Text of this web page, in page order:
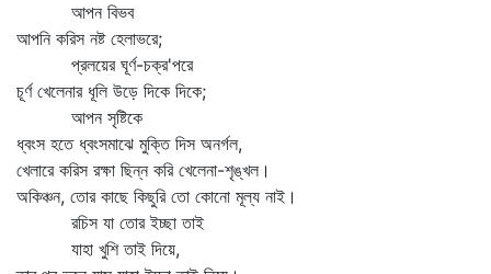
আপন বিভব
আপনি করিস নষ্ট হেলাভরে;
প্রলয়ের ঘূর্ণ-চক্র'পরে
চূর্ণ খেলেনার ধূলি উড়ে দিকে দিকে;
আপন সৃষ্টিকে
ধ্বংস হতে ধ্বংসমাঝে মুক্তি দিস অনর্গল,
খেলারে করিস রক্ষা ছিন্ন করি খেলেনা-শৃঙ্খল।
অকিঞ্চন, তোর কাছে কিছুরি তো কোনো মূল্য নাই।
রচিস যা তোর ইচ্ছা তাই
যাহা খুশি তাই দিয়ে,